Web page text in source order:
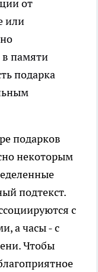
от
или
в памяти
подарка
подарков
некоторым
подтекст.
с
а часы - с
Чтобы